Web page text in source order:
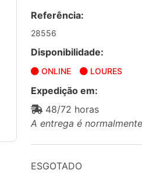
Referência:
28556
Disponibilidade:
ONLINE LOURES
Expedição em:
48/72 horas
A entrega é
ESGOTADO